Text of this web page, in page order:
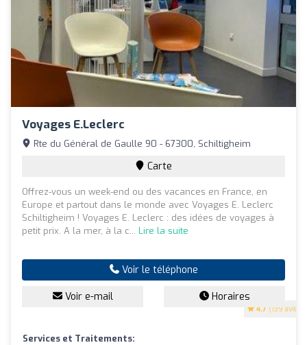
Voyages E.Leclerc
4.7 (139 avis)
Rte du Général de Gaulle 90 - 67300, Schiltigheim
Carte
Offrez-vous un week-end ou des vacances en France, en
Europe et partout dans le monde avec Voyages E. Leclerc
Schiltigheim ! Voyages E. Leclerc : des idées de voyages à
petit prix. A la mer, à la c... Lire la suite
Voir le téléphone
Voir e-mail Horaires
Services et Traitements: